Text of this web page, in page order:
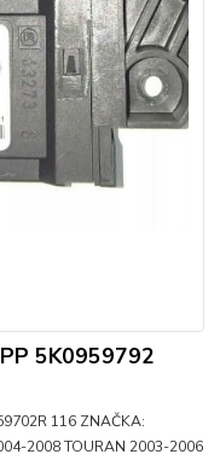
5K0959792
116 ZNAČKA:
2008 TOURAN 2003-2006